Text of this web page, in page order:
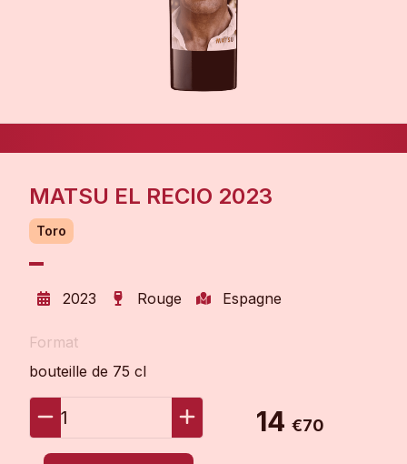
MATSU EL RECIO 2023
Toro
2023 Rouge Espagne
Format
bouteille de 75 cl
1 14€70